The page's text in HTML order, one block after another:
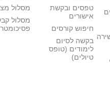
טפסים ובקשת
אישורים
חיפוש קורסים
בקשה לסיום
לימודים (טופס
טיולים)
מסלול
מסלול